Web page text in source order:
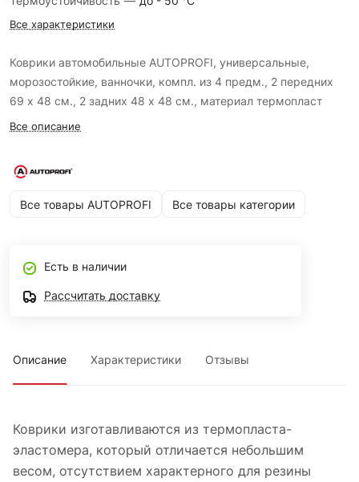
Все характеристики
Коврики автомобильные AUTOPROFI, универсальные,
морозостойкие, ванночки, компл. из 4 предм., 2 передних
69 х 48 см., 2 задних 48 х 48 см., материал термопласт
Все описание
Все товары AUTOPROFI Все товары категории
Есть в наличии
Рассчитать доставку
Описание Характеристики Отзывы
Коврики изготавливаются из термопласта-
эластомера, который отличается небольшим
весом, отсутствием характерного для резины